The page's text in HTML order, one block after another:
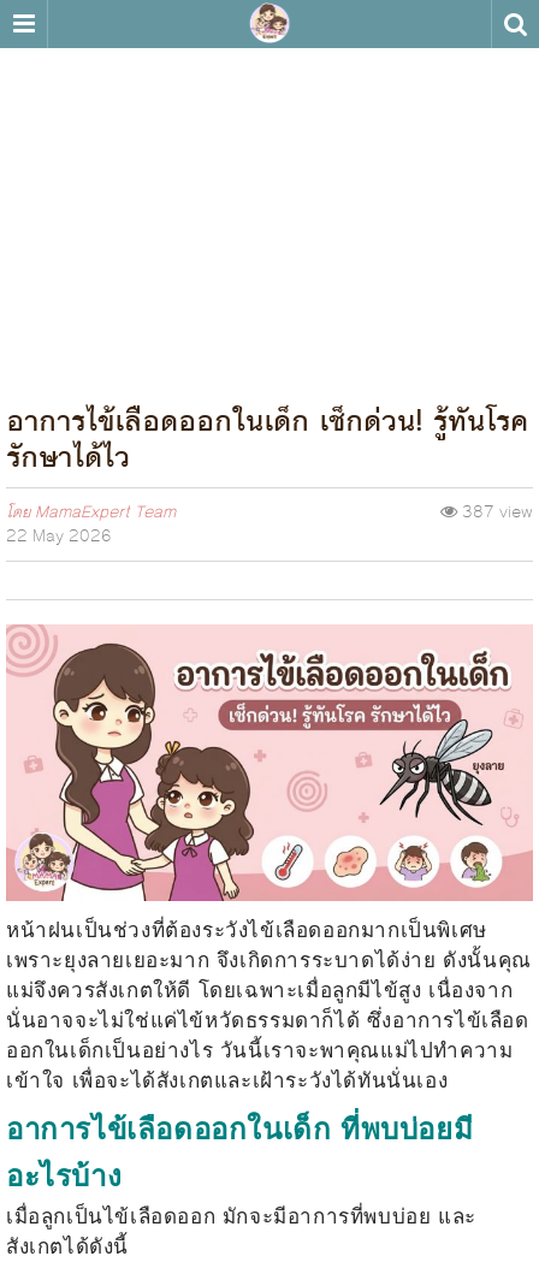
อาการไข้เลือดออกในเด็ก เช็กด่วน! รู้ทันโรค
รักษาได้ไว
โดยMamaExpert Team
22 May 2026
387 view
หน้าฝนเป็นช่วงที่ต้องระวังไข้เลือดออกมากเป็นพิเศษ
เพราะยุงลายเยอะมาก จึงเกิดการระบาดได้ง่าย ดังนั้นคุณ
แม่จึงควรสังเกตให้ดี โดยเฉพาะเมื่อลูกมีไข้สูง เนื่องจาก
นั่นอาจจะไม่ใช่แค่ไข้หวัดธรรมดาก็ได้ ซึ่งอาการไข้เลือด
ออกในเด็กเป็นอย่างไร วันนี้เราจะพาคุณแม่ไปทำความ
เข้าใจ เพื่อจะได้สังเกตและเฝ้าระวังได้ทันนั่นเอง
อาการไข้เลือดออกในเด็ก ที่พบบ่อยมี
อะไรบ้าง
เมื่อลูกเป็นไข้เลือดออก มักจะมีอาการที่พบบ่อย และ
สังเกตได้ดังนี้